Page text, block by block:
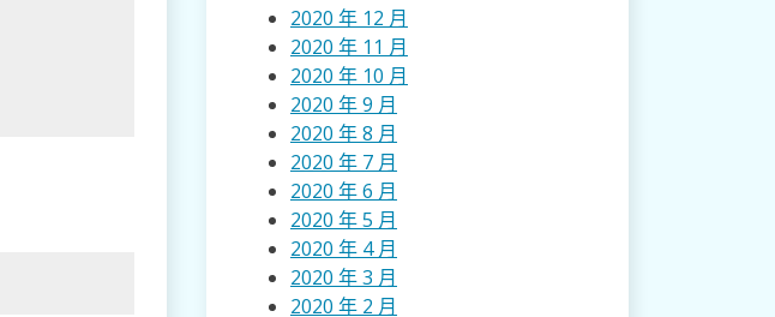
2020 年 12 月
2020 年 11 月
2020 年 10 月
2020 年 9 月
2020 年 8 月
2020 年 7 月
2020 年 6 月
2020 年 5 月
2020 年 4 月
2020 年 3 月
2020 年 2 月